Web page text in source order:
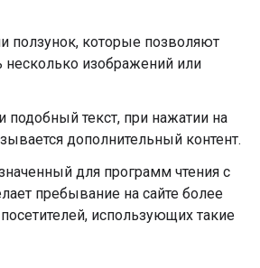
ползунок, которые позволяют
несколько изображений или
подобный текст, при нажатии на
дополнительный контент.
для программ чтения с
пребывание на сайте более
использующих такие